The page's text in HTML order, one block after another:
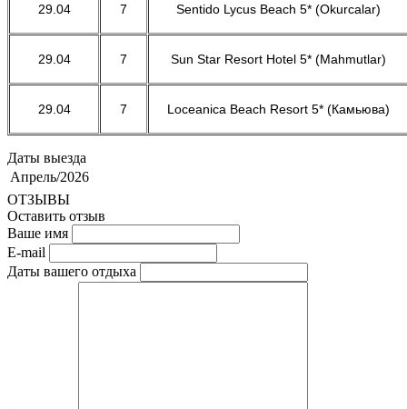
29.04 7 Sentido Lycus Beach 5* (Okurcalar)
29.04 7 Sun Star Resort Hotel 5* (Mahmutlar)
29.04 7 Loceanica Beach Resort 5* (Камьюва)
Даты выезда
Апрель/2026
ОТЗЫВЫ
Оставить отзыв
Ваше имя
E-mail
Даты вашего отдыха